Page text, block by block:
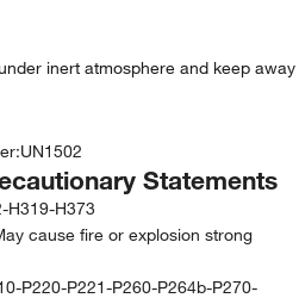
inert atmosphere and keep away
:UN1502
Statements
H319-H373
cause fire or explosion strong
P220-P221-P260-P264b-P270-